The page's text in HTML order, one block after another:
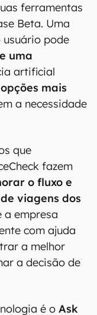
ferramentas
Beta. Uma
usuário pode
uma
artificial
mais
a necessidade
que
fazem
o fluxo e
viagens dos
a empresa
com ajuda
a melhor
a decisão de
é o Ask